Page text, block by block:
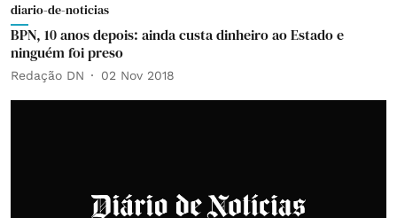
diario-de-noticias
BPN, 10 anos depois: ainda custa dinheiro ao Estado e
ninguém foi preso
Redação DN 02 Nov 2018